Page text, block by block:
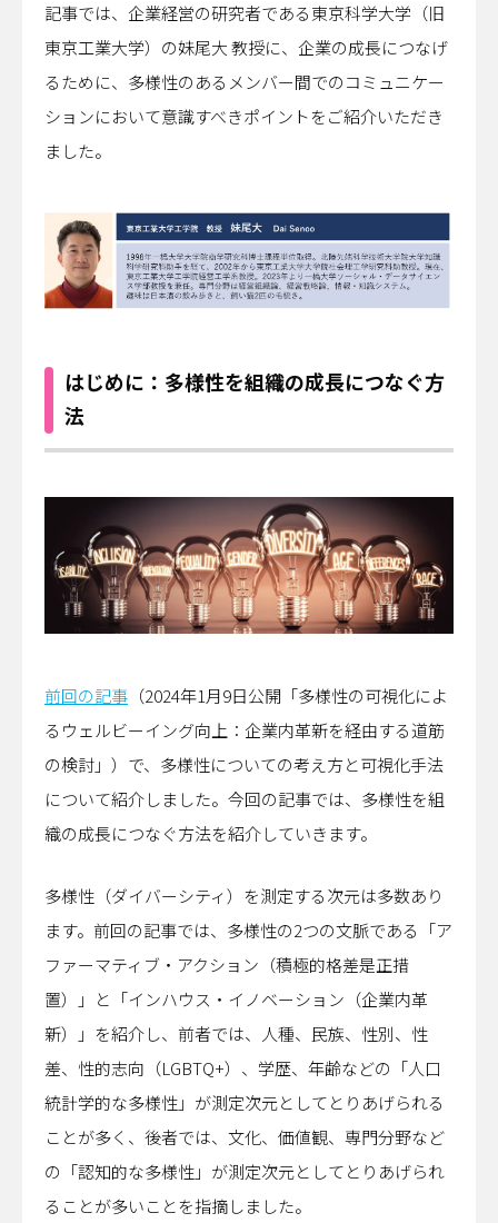
アザス
ACT FOR SKY
グループ会社サイト｜
日揮ホールディングス株式会社
日揮触媒化成株式会社
日揮商事株式会社
日本エヌ・ユー・エス株式会社
日本ファインセラミックス株式会社
日揮ビジネスサービス株式会社
青森日揮プランテック株式会社
日揮みらい投資事業有限責任組合
かもめミライ水産株式会社
株式会社オルガノイドファーム
ブラウンリバース株式会社
株式会社RePEaT
株式会社コンクルー
記事では、企業経営の研究者である東京科学大学（旧
東京工業大学）の妹尾大 教授に、企業の成長につなげ
るために、多様性のあるメンバー間でのコミュニケー
ションにおいて意識すべきポイントをご紹介いただき
ました。
はじめに：多様性を組織の成長につなぐ方
法
前回の記事 （2024年1月9日公開「多様性の可視化によ
るウェルビーイング向上：企業内革新を経由する道筋
の検討」）で、多様性についての考え方と可視化手法
について紹介しました。今回の記事では、多様性を組
織の成長につなぐ方法を紹介していきます。
多様性（ダイバーシティ）を測定する次元は多数あり
ます。前回の記事では、多様性の2つの文脈である「ア
ファーマティブ・アクション（積極的格差是正措
置）」と「インハウス・イノベーション（企業内革
新）」を紹介し、前者では、人種、民族、性別、性
差、性的志向（LGBTQ+）、学歴、年齢などの「人口
統計学的な多様性」が測定次元としてとりあげられる
ことが多く、後者では、文化、価値観、専門分野など
の「認知的な多様性」が測定次元としてとりあげられ
ることが多いことを指摘しました。